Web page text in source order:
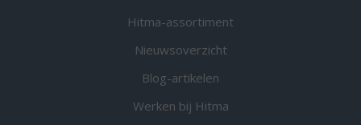
Hitma-assortiment
Nieuwsoverzicht
Blog-artikelen
Werken bij Hitma